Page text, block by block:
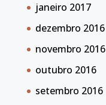
janeiro 2017
dezembro 2016
novembro 2016
outubro 2016
setembro 2016